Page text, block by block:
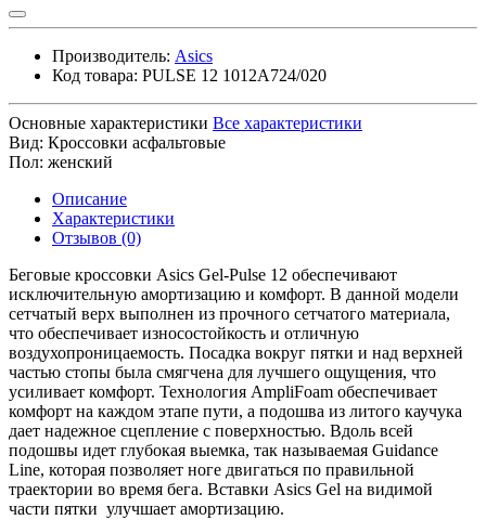
Производитель: Asics
Код товара: PULSE 12 1012A724/020
Основные характеристики Все характеристики
Вид: Кроссовки асфальтовые
Пол: женский
Описание
Характеристики
Отзывов (0)
Беговые кроссовки Asics Gel-Pulse 12 обеспечивают
исключительную амортизацию и комфорт. В данной модели
сетчатый верх выполнен из прочного сетчатого материала,
что обеспечивает износостойкость и отличную
воздухопроницаемость. Посадка вокруг пятки и над верхней
частью стопы была смягчена для лучшего ощущения, что
усиливает комфорт. Технология AmpliFoam обеспечивает
комфорт на каждом этапе пути, а подошва из литого каучука
дает надежное сцепление с поверхностью. Вдоль всей
подошвы идет глубокая выемка, так называемая Guidance
Line, которая позволяет ноге двигаться по правильной
траектории во время бега. Вставки Asics Gel на видимой
части пятки улучшает амортизацию.